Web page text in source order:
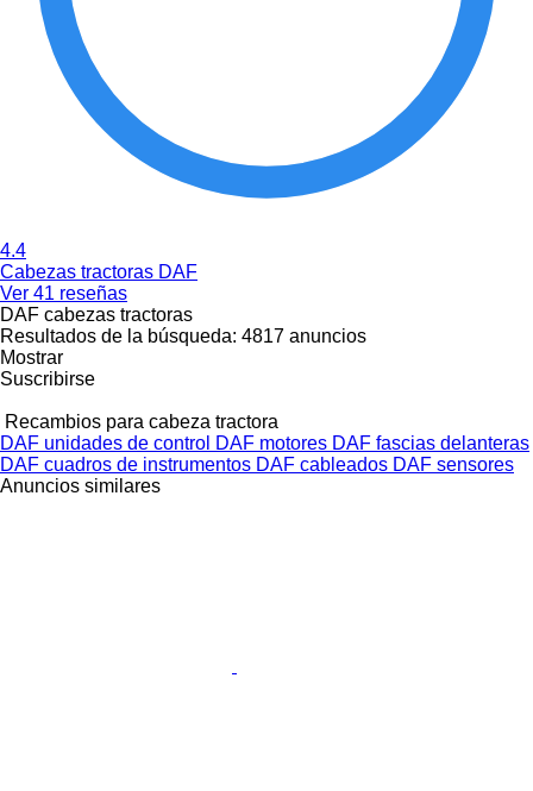
4.4
Cabezas tractoras DAF
Ver 41 reseñas
DAF cabezas tractoras
Resultados de la búsqueda: 4817 anuncios
Mostrar
Suscribirse
Recambios para cabeza tractora
DAF unidades de control DAF motores DAF fascias delanteras
DAF cuadros de instrumentos DAF cableados DAF sensores
Anuncios similares